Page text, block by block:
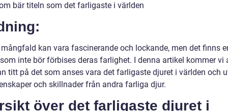
bär titeln som det farligaste i världen
kan vara fascinerande och lockande, men det finns
inte bör förbises deras farlighet. I denna artikel kommer vi
titt på det som anses vara det farligaste djuret i världen och
och skillnader från andra farliga djur.
över det farligaste djuret i